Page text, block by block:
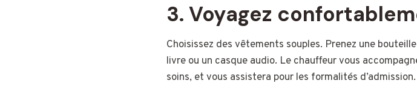
3. Voyagez
Choisissez des vêtements souples. Prenez une
livre ou un casque audio. Le chauffeur vous
soins, et vous assistera pour les formalités d’admission.